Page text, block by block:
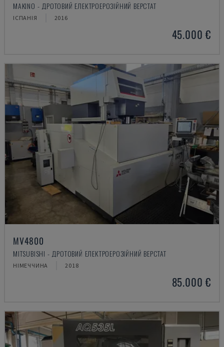
MAKINO - ДРОТОВИЙ ЕЛЕКТРОЕРОЗІЙНИЙ ВЕРСТАТ
ІСПАНІЯ 2016
45.000 €
MV4800
MITSUBISHI - ДРОТОВИЙ ЕЛЕКТРОЕРОЗІЙНИЙ ВЕРСТАТ
НІМЕЧЧИНА 2018
85.000 €